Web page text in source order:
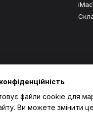
файли cookie для
Ви можете змінити